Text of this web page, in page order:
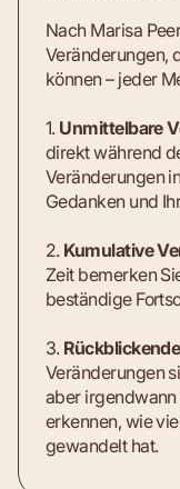
Nach Marisa
Veränderungen,
können – jeder
1. Unmittelbare
direkt während
Veränderungen
Gedanken und
2. Kumulative
Zeit bemerken
beständige
3.
Veränderungen
aber
erkennen, wie
gewandelt hat.